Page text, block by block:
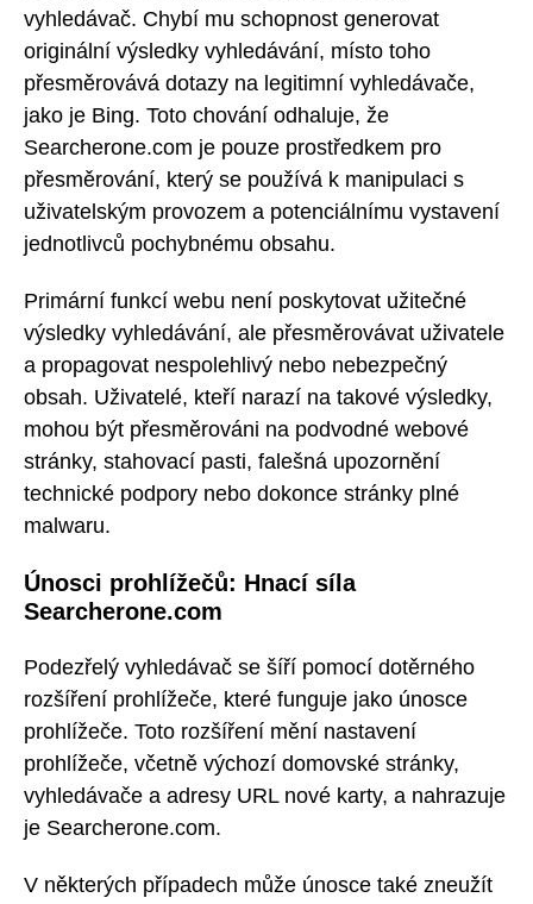
vyhledávač. Chybí mu schopnost generovat
originální výsledky vyhledávání, místo toho
přesměrovává dotazy na legitimní vyhledávače,
jako je Bing. Toto chování odhaluje, že
Searcherone.com je pouze prostředkem pro
přesměrování, který se používá k manipulaci s
uživatelským provozem a potenciálnímu vystavení
jednotlivců pochybnému obsahu.
Primární funkcí webu není poskytovat užitečné
výsledky vyhledávání, ale přesměrovávat uživatele
a propagovat nespolehlivý nebo nebezpečný
obsah. Uživatelé, kteří narazí na takové výsledky,
mohou být přesměrováni na podvodné webové
stránky, stahovací pasti, falešná upozornění
technické podpory nebo dokonce stránky plné
malwaru.
Únosci prohlížečů: Hnací síla
Searcherone.com
Podezřelý vyhledávač se šíří pomocí dotěrného
rozšíření prohlížeče, které funguje jako únosce
prohlížeče. Toto rozšíření mění nastavení
prohlížeče, včetně výchozí domovské stránky,
vyhledávače a adresy URL nové karty, a nahrazuje
je Searcherone.com.
V některých případech může únosce také zneužít